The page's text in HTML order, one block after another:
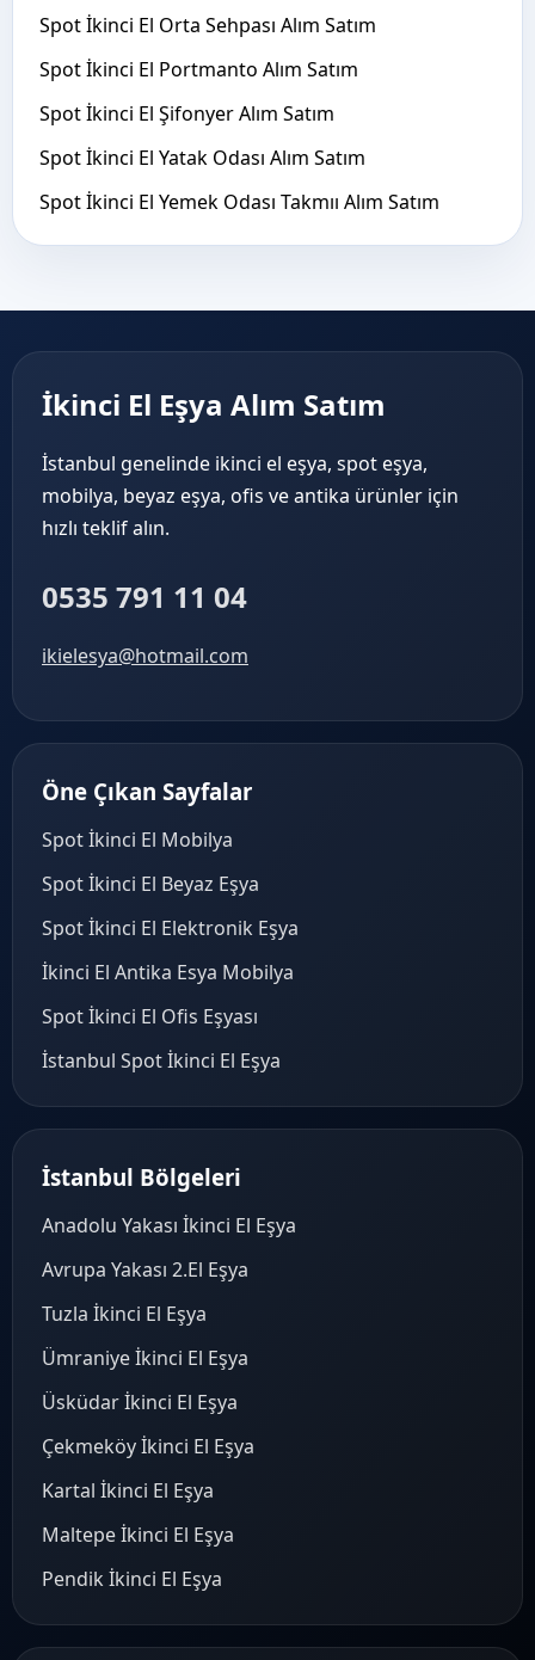
Spot İkinci El Orta Sehpası Alım Satım
Spot İkinci El Portmanto Alım Satım
Spot İkinci El Şifonyer Alım Satım
Spot İkinci El Yatak Odası Alım Satım
Spot İkinci El Yemek Odası Takmıı Alım Satım
İkinci El Eşya Alım Satım
İstanbul genelinde ikinci el eşya, spot eşya,
mobilya, beyaz eşya, ofis ve antika ürünler için
hızlı teklif alın.
0535 791 11 04
ikielesya@hotmail.com
Öne Çıkan Sayfalar
Spot İkinci El Mobilya
Spot İkinci El Beyaz Eşya
Spot İkinci El Elektronik Eşya
İkinci El Antika Esya Mobilya
Spot İkinci El Ofis Eşyası
İstanbul Spot İkinci El Eşya
İstanbul Bölgeleri
Anadolu Yakası İkinci El Eşya
Avrupa Yakası 2.El Eşya
Tuzla İkinci El Eşya
Ümraniye İkinci El Eşya
Üsküdar İkinci El Eşya
Çekmeköy İkinci El Eşya
Kartal İkinci El Eşya
Maltepe İkinci El Eşya
Pendik İkinci El Eşya